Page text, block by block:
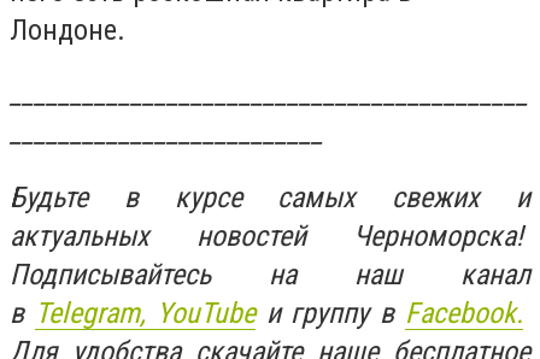
Лондоне.
Будьте в курсе самых свежих и
актуальных новостей Черноморска!
Подписывайтесь на наш канал
в Telegram, YouTubeи группу в Facebook.
Для удобства скачайте наше бесплатное